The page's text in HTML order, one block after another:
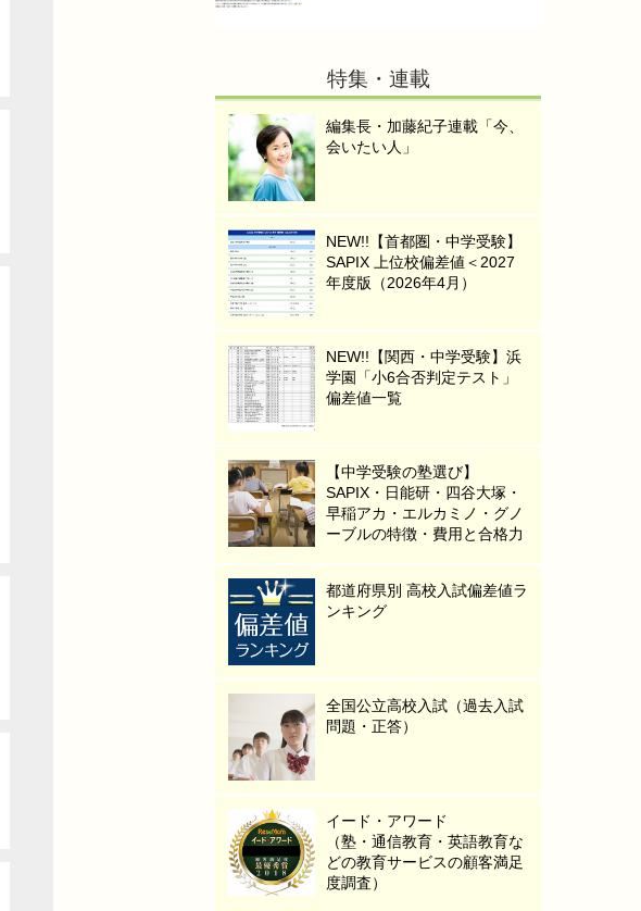
特集・連載
編集長・加藤紀子連載「今、
会いたい人」
NEW!!【首都圏・中学受験】
SAPIX 上位校偏差値＜2027
年度版（2026年4月）
NEW!!【関西・中学受験】浜
学園「小6合否判定テスト」
偏差値一覧
【中学受験の塾選び】
SAPIX・日能研・四谷大塚・
早稲アカ・エルカミノ・グノ
ーブルの特徴・費用と合格力
都道府県別 高校入試偏差値ラ
ンキング
全国公立高校入試（過去入試
問題・正答）
イード・アワード
（塾・通信教育・英語教育な
どの教育サービスの顧客満足
度調査）